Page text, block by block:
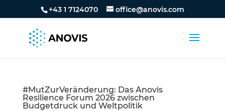
+43 1 7124070 office@anovis.com
#MutZurVeränderung: Das Anovis
Resilience Forum 2026 zwischen
Budgetdruck und Weltpolitik